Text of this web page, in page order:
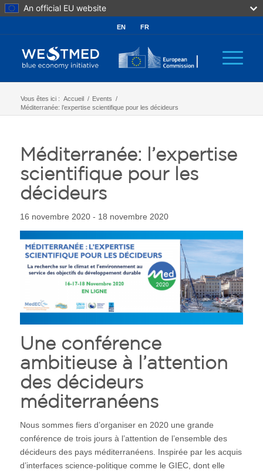
An official EU website
EN FR
Vous êtes ici : Accueil / Events /
Méditerranée: l’expertise scientifique pour les décideurs
Méditerranée: l’expertise
scientifique pour les
décideurs
16 novembre 2020 - 18 novembre 2020
Une conférence
ambitieuse à l’attention
des décideurs
méditerranéens
Nous sommes fiers d’organiser en 2020 une grande
conférence de trois jours à l’attention de l’ensemble des
décideurs des pays méditerranéens. Inspirée par les acquis
d’interfaces science-politique comme le GIEC, dont elle